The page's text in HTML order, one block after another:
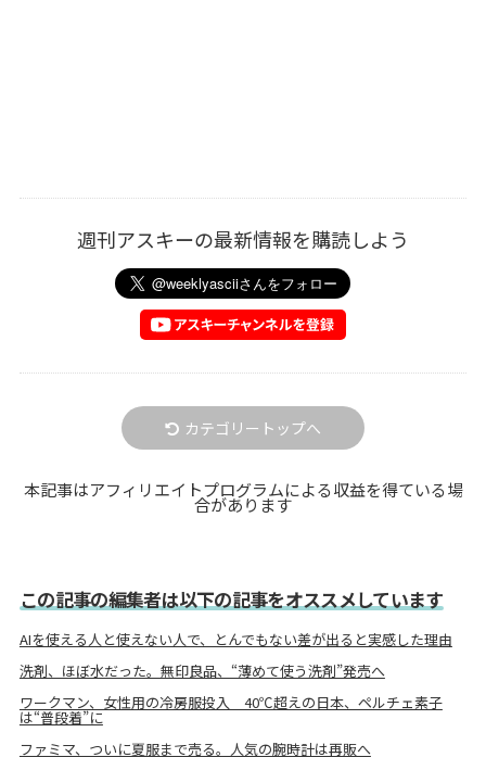
週刊アスキーの最新情報を購読しよう
カテゴリートップへ
本記事はアフィリエイトプログラムによる収益を得ている場
合があります
この記事の編集者は以下の記事をオススメしています
AIを使える人と使えない人で、とんでもない差が出ると実感した理由
洗剤、ほぼ水だった。無印良品、“薄めて使う洗剤”発売へ
ワークマン、女性用の冷房服投入 40℃超えの日本、ペルチェ素子
は“普段着”に
ファミマ、ついに夏服まで売る。人気の腕時計は再販へ